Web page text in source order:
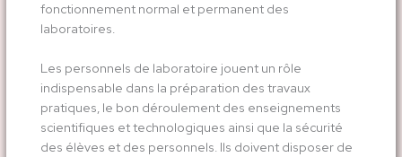
fonctionnement normal et permanent des
laboratoires.
Les personnels de laboratoire jouent un rôle
indispensable dans la préparation des travaux
pratiques, le bon déroulement des enseignements
scientifiques et technologiques ainsi que la sécurité
des élèves et des personnels. Ils doivent disposer de